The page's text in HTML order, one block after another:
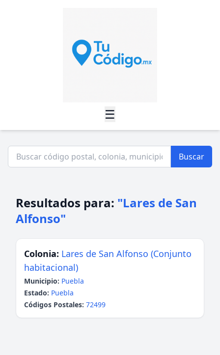
☰
Buscar
Resultados para: "Lares de San
Alfonso"
Colonia: Lares de San Alfonso (Conjunto
habitacional)
Municipio: Puebla
Estado: Puebla
Códigos Postales: 72499